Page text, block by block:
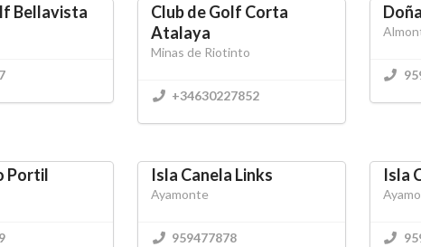
Bellavista
Club de Golf Corta
Atalaya
Minas de Riotinto
+34630227852
Portil Isla Canela Links
Ayamonte
959477878
Isla